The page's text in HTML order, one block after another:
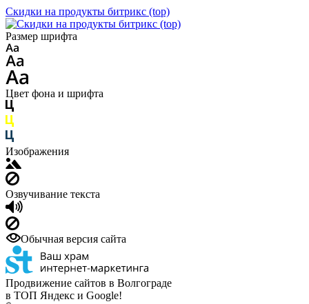
Скидки на продукты битрикс (top)
Размер шрифта
Цвет фона и шрифта
Изображения
Озвучивание текста
Обычная версия сайта
Продвижение сайтов в Волгограде
в ТОП Яндекс и Google!